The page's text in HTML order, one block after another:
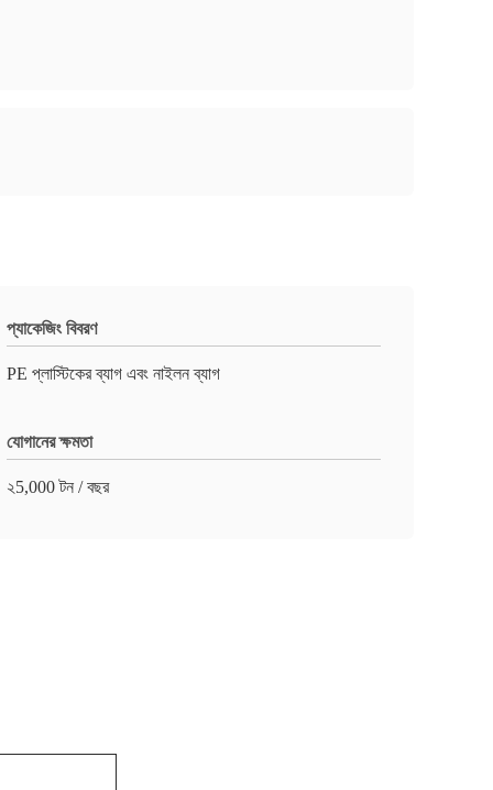
প্যাকেজিং বিবরণ
PE প্লাস্টিকের ব্যাগ এবং নাইলন ব্যাগ
যোগানের ক্ষমতা
২5,000 টন / বছর